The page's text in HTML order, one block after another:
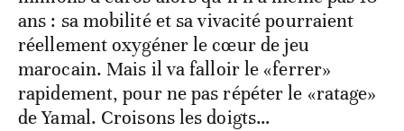
ans : sa mobilité et sa vivacité pourraient
réellement oxygéner le cœur de jeu
marocain. Mais il va falloir le «ferrer»
rapidement, pour ne pas répéter le «ratage»
de Yamal. Croisons les doigts…